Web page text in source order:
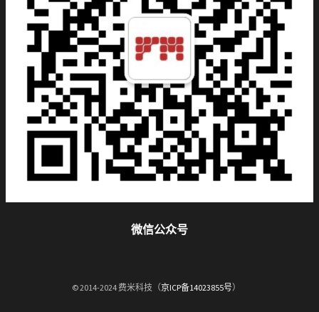
微信公众号
© 2014-2024 费米科技（京ICP备14023855号）